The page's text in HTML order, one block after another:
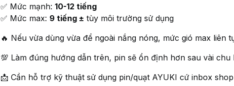
✅ Mức mạnh: 10-12 tiếng
✅ Mức max: 9 tiếng ± tùy môi trường sử dụng
🔥 Nếu vừa dùng vừa để ngoài nắng nóng, mức gió max liên
💯 Làm đúng hướng dẫn trên, pin sẽ ổn định hơn sau vài
📩 Cần hỗ trợ kỹ thuật sử dụng pin/quạt AYUKI cứ inbox